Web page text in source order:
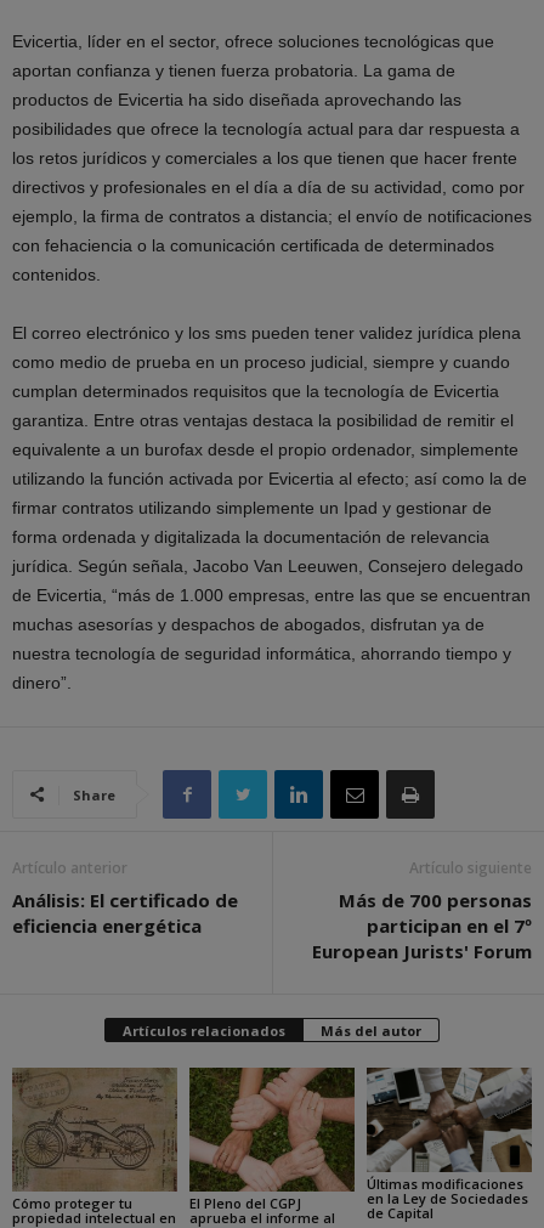
Evicertia, líder en el sector, ofrece soluciones tecnológicas que
aportan confianza y tienen fuerza probatoria. La gama de
productos de Evicertia ha sido diseñada aprovechando las
posibilidades que ofrece la tecnología actual para dar respuesta a
los retos jurídicos y comerciales a los que tienen que hacer frente
directivos y profesionales en el día a día de su actividad, como por
ejemplo, la firma de contratos a distancia; el envío de notificaciones
con fehaciencia o la comunicación certificada de determinados
contenidos.
El correo electrónico y los sms pueden tener validez jurídica plena
como medio de prueba en un proceso judicial, siempre y cuando
cumplan determinados requisitos que la tecnología de Evicertia
garantiza. Entre otras ventajas destaca la posibilidad de remitir el
equivalente a un burofax desde el propio ordenador, simplemente
utilizando la función activada por Evicertia al efecto; así como la de
firmar contratos utilizando simplemente un Ipad y gestionar de
forma ordenada y digitalizada la documentación de relevancia
jurídica. Según señala, Jacobo Van Leeuwen, Consejero delegado
de Evicertia, “más de 1.000 empresas, entre las que se encuentran
muchas asesorías y despachos de abogados, disfrutan ya de
nuestra tecnología de seguridad informática, ahorrando tiempo y
dinero”.
Share
Artículo anterior
Análisis: El certificado de
eficiencia energética
Artículo siguiente
Más de 700 personas
participan en el 7º
European Jurists' Forum
Artículos relacionados Más del autor
Cómo proteger tu
propiedad intelectual en
El Pleno del CGPJ
aprueba el informe al
Últimas modificaciones
en la Ley de Sociedades
de Capital